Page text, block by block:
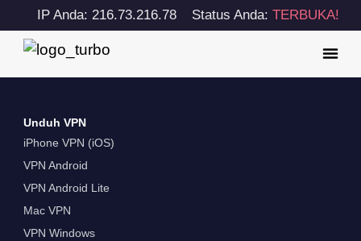
IP Anda: 216.73.216.78 Status Anda:TERBUKA!
Unduh VPN
iPhone VPN (iOS)
VPN Android
VPN Android Lite
Mac VPN
VPN Windows